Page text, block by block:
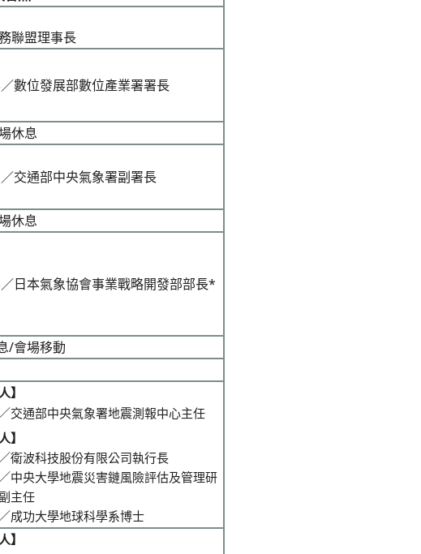
聯盟理事長
數位發展部數位產業署署長
休息
交通部中央氣象署副署長
休息
日本氣象協會事業戰略開發部部長*
/會場移動
】
交通部中央氣象署地震測報中心主任
】
衛波科技股份有限公司執行長
中央大學地震災害鏈風險評估及管理研
主任
成功大學地球科學系博士
】